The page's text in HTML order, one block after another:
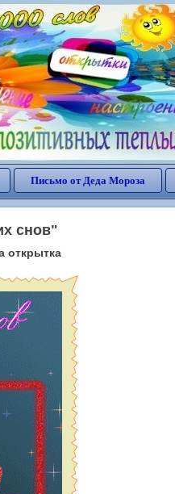
Письмо от Деда Мороза
снов"
открытка